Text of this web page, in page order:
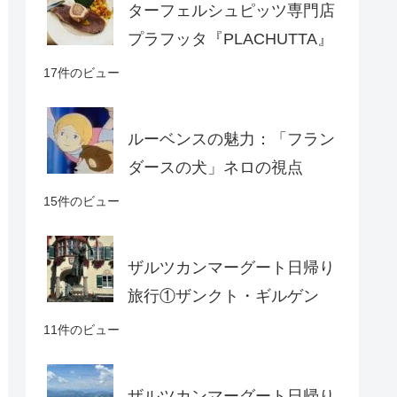
ターフェルシュピッツ専門店
プラフッタ『PLACHUTTA』
17件のビュー
ルーベンスの魅力：「フラン
ダースの犬」ネロの視点
15件のビュー
ザルツカンマーグート日帰り
旅行①ザンクト・ギルゲン
11件のビュー